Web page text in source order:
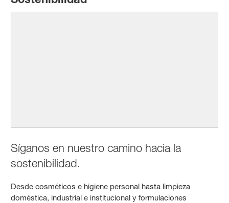
Síganos en nuestro camino hacia la
sostenibilidad.
Desde cosméticos e higiene personal hasta limpieza
doméstica, industrial e institucional y formulaciones